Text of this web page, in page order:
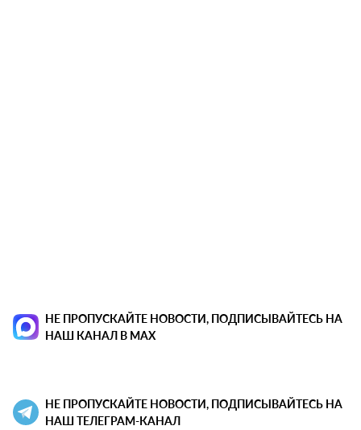
НЕ ПРОПУСКАЙТЕ НОВОСТИ, ПОДПИСЫВАЙТЕСЬ НА
НАШ КАНАЛ В MAX
НЕ ПРОПУСКАЙТЕ НОВОСТИ, ПОДПИСЫВАЙТЕСЬ НА
НАШ ТЕЛЕГРАМ-КАНАЛ